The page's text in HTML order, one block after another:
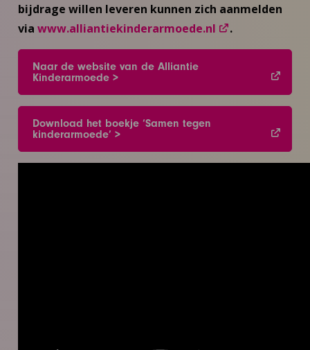
bijdrage willen leveren kunnen zich aanmelden
via www.alliantiekinderarmoede.nl .
Naar de website van de Alliantie
Kinderarmoede >
Download het boekje ‘Samen tegen
kinderarmoede’ >